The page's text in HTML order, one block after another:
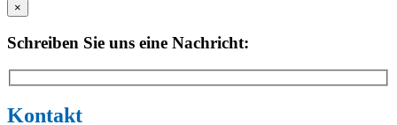
×
Schreiben Sie uns eine Nachricht:
Kontakt